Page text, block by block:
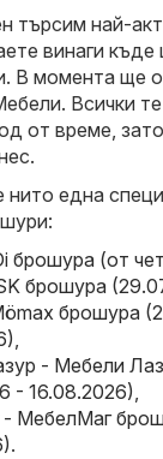
търсим най-
винаги
В момента ще
Всички
от време,
нито една
брошура (от
брошура
брошура
,
- Мебели
- 16.08.2026),
МебелМаг
.